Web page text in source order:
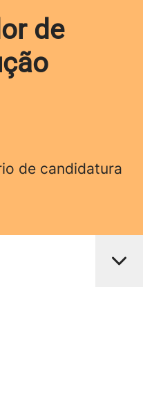
de
de candidatura